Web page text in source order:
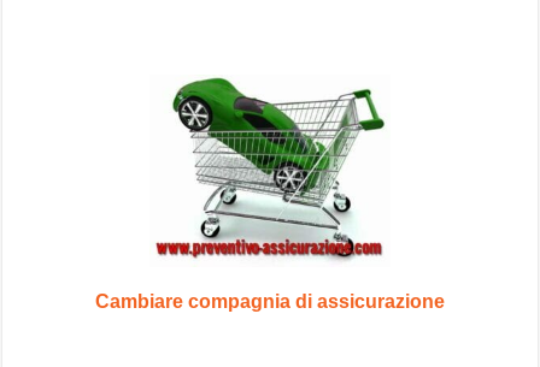
Cambiare compagnia di assicurazione